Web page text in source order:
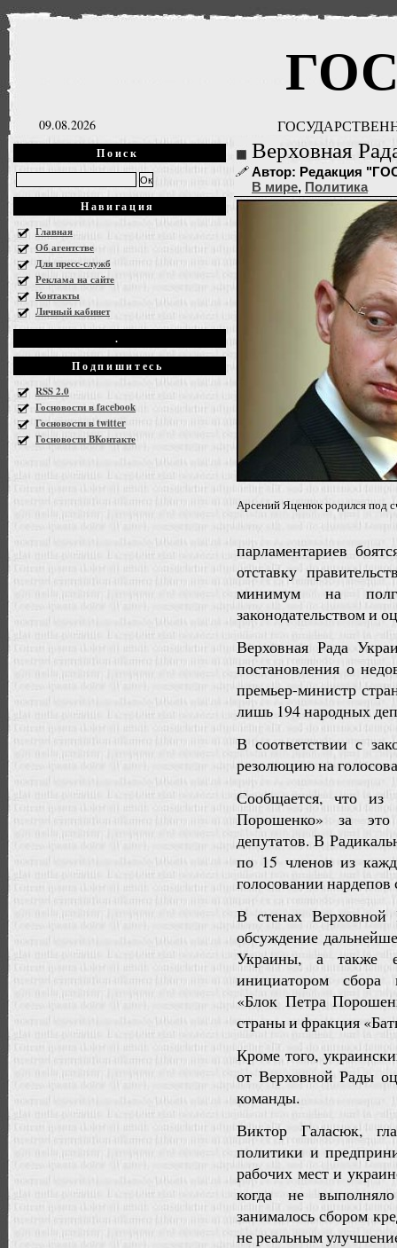
09.08.2026
Поиск
Навигация
Главная
Об агентстве
Для пресс-служб
Реклама на сайте
Контакты
Личный кабинет
.
Подпишитесь
RSS 2.0
Госновости в facebook
Госновости в twitter
Госновости ВКонтакте
Верховная
Автор: Редакция
В мире, Политика
Арсений Яценюк родился под
парламентариев
отставку
минимум на
законодательством и
Верховная Рада
постановления о
премьер-министр
лишь 194 народных
В соответствии с
резолюцию на
Сообщается, что из
Порошенко» за это
депутатов. В
по 15 членов из
голосовании нардепов
В стенах Верховной
обсуждение
Украины, а также
инициатором сбора
«Блок Петра
страны и фракция
Кроме того,
от Верховной Рады
команды.
Виктор Галасюк,
политики и
рабочих мест и
когда не
занималось сбором
не реальным